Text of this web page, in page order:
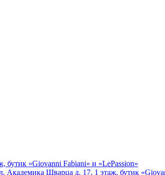
бутик «Giovanni Fabiani» и «LePassion»
Академика Шварца д. 17, 1 этаж, бутик